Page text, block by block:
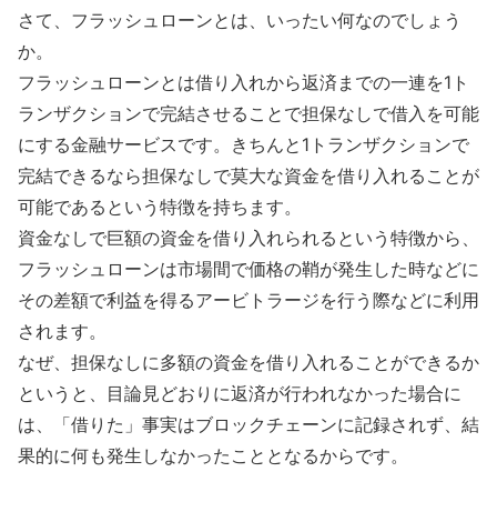
さて、フラッシュローンとは、いったい何なのでしょう
か。
フラッシュローンとは借り入れから返済までの一連を1ト
ランザクションで完結させることで担保なしで借入を可能
にする金融サービスです。きちんと1トランザクションで
完結できるなら担保なしで莫大な資金を借り入れることが
可能であるという特徴を持ちます。
資金なしで巨額の資金を借り入れられるという特徴から、
フラッシュローンは市場間で価格の鞘が発生した時などに
その差額で利益を得るアービトラージを行う際などに利用
されます。
なぜ、担保なしに多額の資金を借り入れることができるか
というと、目論見どおりに返済が行われなかった場合に
は、「借りた」事実はブロックチェーンに記録されず、結
果的に何も発生しなかったこととなるからです。